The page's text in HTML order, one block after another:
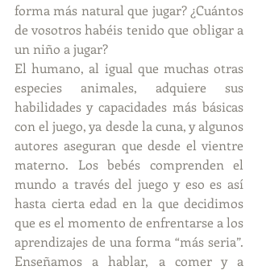
forma más natural que jugar? ¿Cuántos
de vosotros habéis tenido que obligar a
un niño a jugar?
El humano, al igual que muchas otras
especies animales, adquiere sus
habilidades y capacidades más básicas
con el juego, ya desde la cuna, y algunos
autores aseguran que desde el vientre
materno. Los bebés comprenden el
mundo a través del juego y eso es así
hasta cierta edad en la que decidimos
que es el momento de enfrentarse a los
aprendizajes de una forma “más seria”.
Enseñamos a hablar, a comer y a